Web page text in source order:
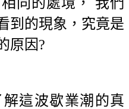
到的現象，究竟是
原因?
這波歇業潮的真